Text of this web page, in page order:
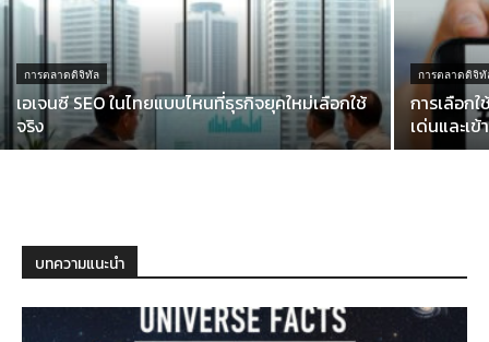
การตลาดดิจิทัล
เอเจนซี SEO ในไทยแบบไหนที่ธุรกิจยุคใหม่เลือกใช้
จริง
การตลาดดิจิทั
การเลือก
เด่นและเ
บทความแนะนำ